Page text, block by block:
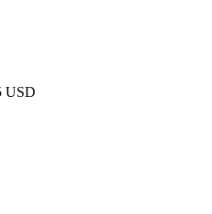
USD